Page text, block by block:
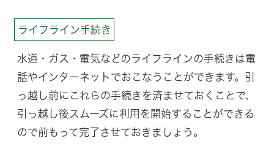
ライフライン手続き
水道・ガス・電気などのライフラインの手続きは電
話やインターネットでおこなうことができます。引
っ越し前にこれらの手続きを済ませておくことで、
引っ越し後スムーズに利用を開始することができる
ので前もって完了させておきましょう。